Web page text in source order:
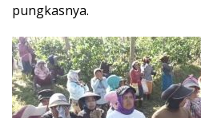
pungkasnya.